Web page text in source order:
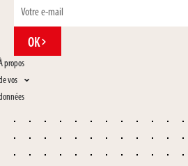
OK
propos
vos